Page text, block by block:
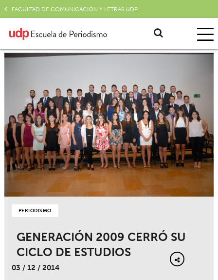
FACULTAD DE COMUNICACIÓN Y LETRAS UDP
PERIODISMO
GENERACIÓN 2009 CERRÓ SU
CICLO DE ESTUDIOS
03 / 12 / 2014